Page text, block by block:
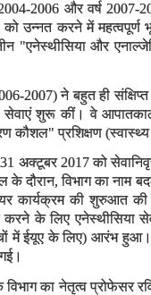
2006 और वर्ष
को उन्नत करने में
"एनेस्थीसिया और
2007) ने बहुत ही
शुरू कीं। वे
कौशल" प्रशिक्षण
अक्टूबर 2017 को
दौरान, विभाग का नाम
कार्यक्रम की शुरुआत की
के लिए एनेस्थीसिया
में ईयूए के लिए) आरंभ हुआ।
का नेतृत्व प्रोफेसर